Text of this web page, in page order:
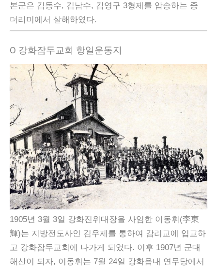
본군은 김동수, 김남수, 김영구 3형제를 압송하는 중
더리미에서 살해하였다.
Ο 강화잠두교회 항일운동지
1905년 3월 3일 강화진위대장을 사임한 이동휘(李東
輝)는 지방전도사인 김우제를 통하여 감리교에 입교하
고 강화잠두교회에 나가게 되었다. 이후 1907년 군대
해산이 되자, 이동휘는 7월 24일 강화읍내 연무당에서